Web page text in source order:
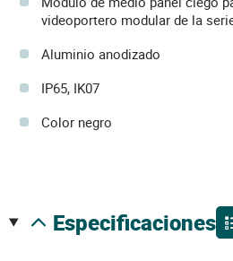
videoportero modular de la
Aluminio anodizado
IP65, IK07
Color negro
especificaciones